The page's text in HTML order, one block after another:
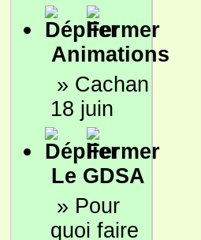
Animations
» Cachan
18 juin
Le GDSA
» Pour
quoi faire